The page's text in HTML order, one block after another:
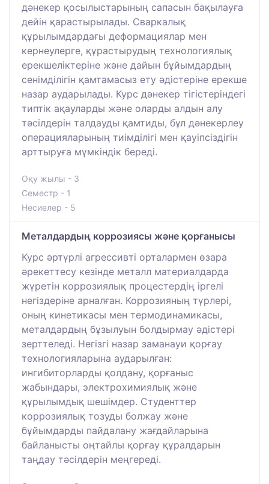
дәнекер қосылыстарының сапасын бақылауға
дейін қарастырылады. Сваркалық
құрылымдардағы деформациялар мен
кернеулерге, құрастырудың технологиялық
ерекшеліктеріне және дайын бұйымдардың
сенімділігін қамтамасыз ету әдістеріне ерекше
назар аударылады. Курс дәнекер тігістеріндегі
типтік ақауларды және оларды алдын алу
тәсілдерін талдауды қамтиды, бұл дәнекерлеу
операцияларының тиімділігі мен қауіпсіздігін
арттыруға мүмкіндік береді.
Оқу жылы - 3
Семестр - 1
Несиелер - 5
Металдардың коррозиясы және қорғанысы
Курс әртүрлі агрессивті орталармен өзара
әрекеттесу кезінде металл материалдарда
жүретін коррозиялық процестердің іргелі
негіздеріне арналған. Коррозияның түрлері,
оның кинетикасы мен термодинамикасы,
металдардың бұзылуын болдырмау әдістері
зерттеледі. Негізгі назар заманауи қорғау
технологияларына аударылған:
ингибиторларды қолдану, қорғаныс
жабындары, электрохимиялық және
құрылымдық шешімдер. Студенттер
коррозиялық тозуды болжау және
бұйымдарды пайдалану жағдайларына
байланысты оңтайлы қорғау құралдарын
таңдау тәсілдерін меңгереді.